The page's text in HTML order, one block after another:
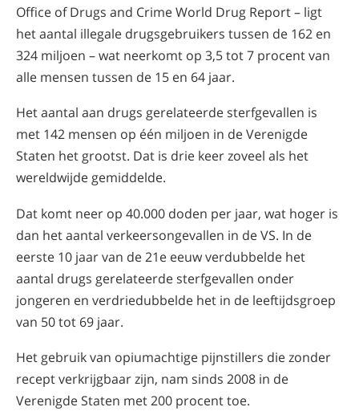
Office of Drugs and Crime World Drug Report – ligt
het aantal illegale drugsgebruikers tussen de 162 en
324 miljoen – wat neerkomt op 3,5 tot 7 procent van
alle mensen tussen de 15 en 64 jaar.
Het aantal aan drugs gerelateerde sterfgevallen is
met 142 mensen op één miljoen in de Verenigde
Staten het grootst. Dat is drie keer zoveel als het
wereldwijde gemiddelde.
Dat komt neer op 40.000 doden per jaar, wat hoger is
dan het aantal verkeersongevallen in de VS. In de
eerste 10 jaar van de 21e eeuw verdubbelde het
aantal drugs gerelateerde sterfgevallen onder
jongeren en verdriedubbelde het in de leeftijdsgroep
van 50 tot 69 jaar.
Het gebruik van opiumachtige pijnstillers die zonder
recept verkrijgbaar zijn, nam sinds 2008 in de
Verenigde Staten met 200 procent toe.